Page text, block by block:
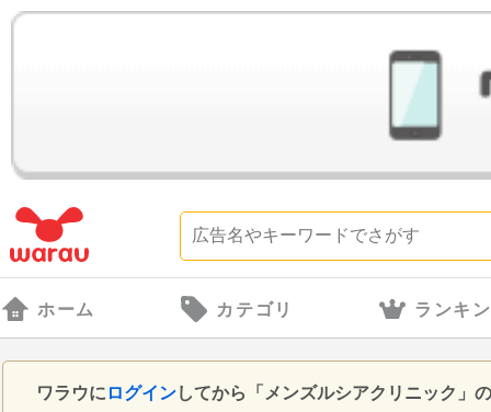
ホーム カテゴリ ランキ
ワラウに ログインしてから「メンズルシアクリニック」